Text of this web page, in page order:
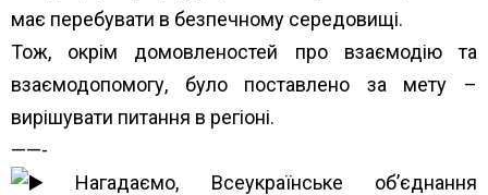
має перебувати в безпечному середовищі.
Тож, окрім домовленостей про взаємодію та
взаємодопомогу, було поставлено за мету –
вирішувати питання в регіоні.
——-
Нагадаємо, Всеукраїнське об’єднання